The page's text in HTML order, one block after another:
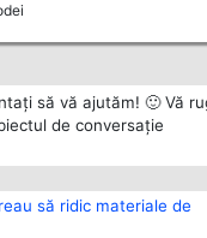
să vă ajutăm! 🙂 Vă
de conversație
să ridic materiale de
Plebiscyt